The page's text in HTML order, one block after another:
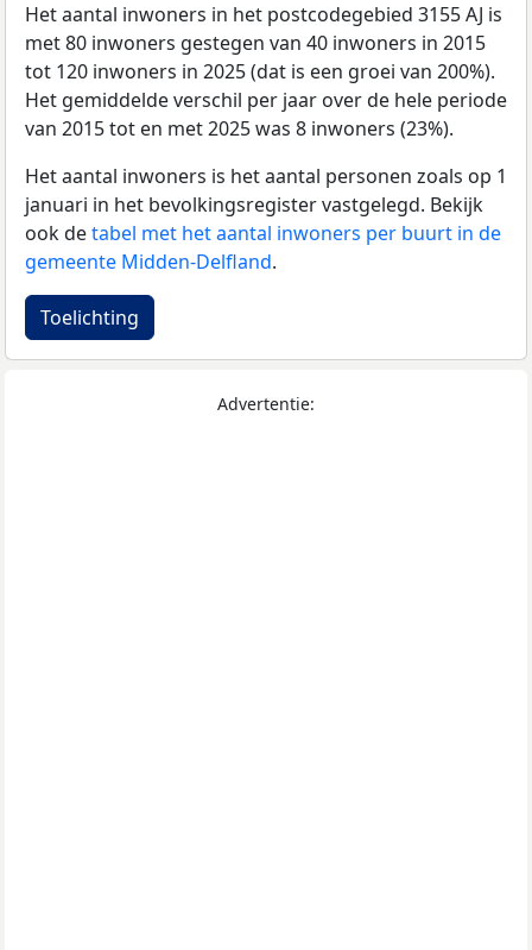
Het aantal inwoners in het postcodegebied 3155 AJ is
met 80 inwoners gestegen van 40 inwoners in 2015
tot 120 inwoners in 2025 (dat is een groei van 200%).
Het gemiddelde verschil per jaar over de hele periode
van 2015 tot en met 2025 was 8 inwoners (23%).
Het aantal inwoners is het aantal personen zoals op 1
januari in het bevolkingsregister vastgelegd. Bekijk
ook detabel met het aantal inwoners per buurt in de
gemeente Midden-Delfland.
Toelichting
Advertentie: